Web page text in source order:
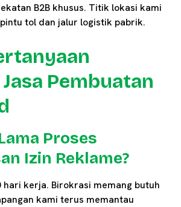
B2B khusus. Titik lokasi kami
tol dan jalur logistik pabrik.
Pembuatan
Proses
Izin Reklame?
hari kerja. Birokrasi memang butuh
kami terus memantau